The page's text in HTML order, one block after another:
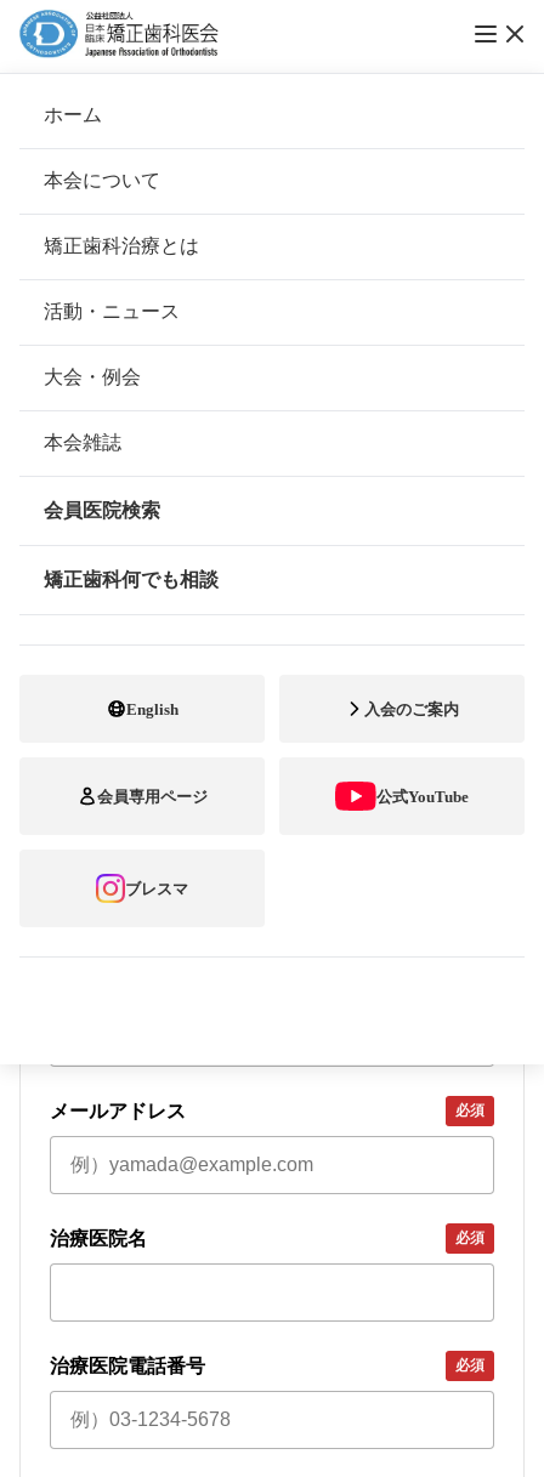
ホーム
本会について
会長挨拶
基本理念
組織について
本会の歴史
情報公開
矯正歯科治療とは
安心して治療を受けていただくための「6つの指針」
安心できる矯正歯科治療契約のための「7つの提言」
矯正歯科治療について
活動・ニュース
大会・例会
本会雑誌
会員医院検索
矯正歯科何でも相談
English 入会のご案内
会員専用ページ 公式YouTube
ブレスマ
第22回ブレーススマイルコンテスト 応募フォ
ーム
ホーム ブレーススマイルコンテスト
ブレーススマイルコンテストへの応募はこちらからお申し
ます。
応募者氏名 必須
メールアドレス 必須
治療医院名 必須
治療医院電話番号 必須